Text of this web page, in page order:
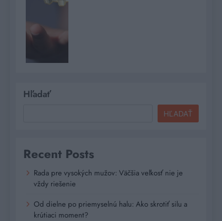
Hľadať
HĽADAŤ
Recent Posts
Rada pre vysokých mužov: Väčšia veľkosť nie je
vždy riešenie
Od dielne po priemyselnú halu: Ako skrotiť silu a
krútiaci moment?